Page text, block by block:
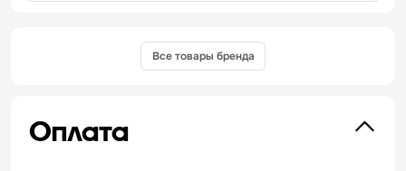
Все товары бренда
Оплата